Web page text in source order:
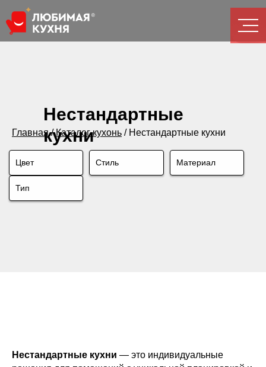
Нестандартные
кухни
Главная /Каталог кухонь / Нестандартные кухни
Цвет Стиль Материал
Тип
Нестандартные кухни — это индивидуальные